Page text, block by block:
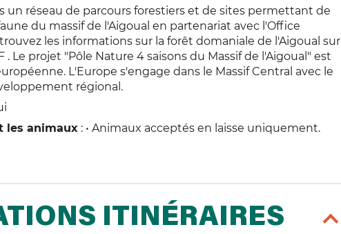
un réseau de parcours forestiers et de sites permettant de
du massif de l'Aigoual en partenariat avec l'Office
les informations sur la forêt domaniale de l'Aigoual sur
. Le projet "Pôle Nature 4 saisons du Massif de l'Aigoual" est
L'Europe s'engage dans le Massif Central avec le
régional.
les animaux : • Animaux acceptés en laisse uniquement.
ITINÉRAIRES